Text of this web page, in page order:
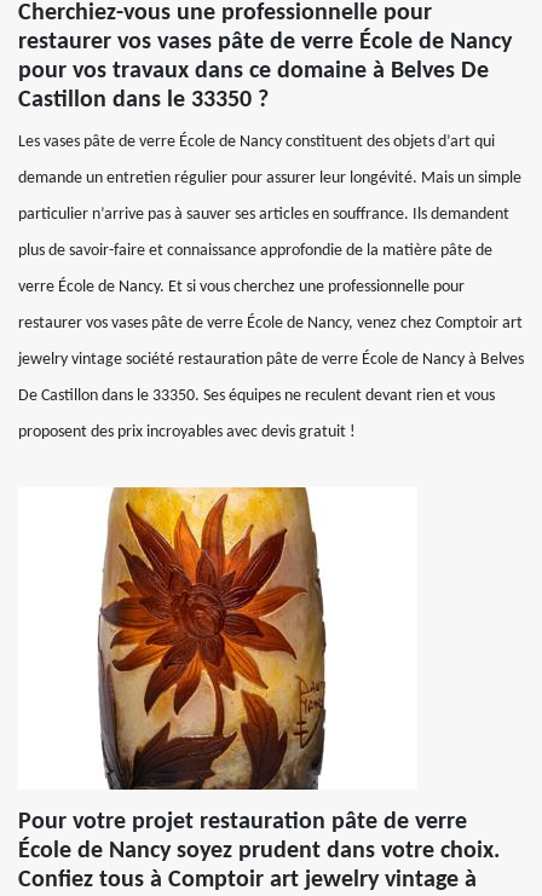
Cherchiez-vous une professionnelle pour
restaurer vos vases pâte de verre École de Nancy
pour vos travaux dans ce domaine à Belves De
Castillon dans le 33350 ?
Les vases pâte de verre École de Nancy constituent des objets d’art qui
demande un entretien régulier pour assurer leur longévité. Mais un simple
particulier n’arrive pas à sauver ses articles en souffrance. Ils demandent
plus de savoir-faire et connaissance approfondie de la matière pâte de
verre École de Nancy. Et si vous cherchez une professionnelle pour
restaurer vos vases pâte de verre École de Nancy, venez chez Comptoir art
jewelry vintage société restauration pâte de verre École de Nancy à Belves
De Castillon dans le 33350. Ses équipes ne reculent devant rien et vous
proposent des prix incroyables avec devis gratuit !
Pour votre projet restauration pâte de verre
École de Nancy soyez prudent dans votre choix.
Confiez tous à Comptoir art jewelry vintage à